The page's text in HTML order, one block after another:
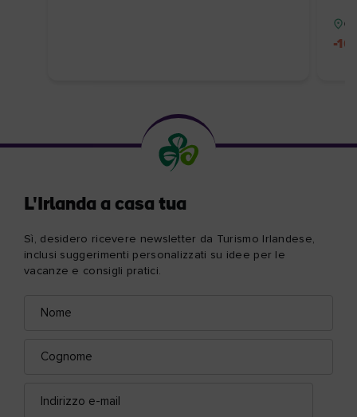
-
L'Irlanda a casa tua
Sì, desidero ricevere newsletter da Turismo Irlandese,
inclusi suggerimenti personalizzati su idee per le
vacanze e consigli pratici.